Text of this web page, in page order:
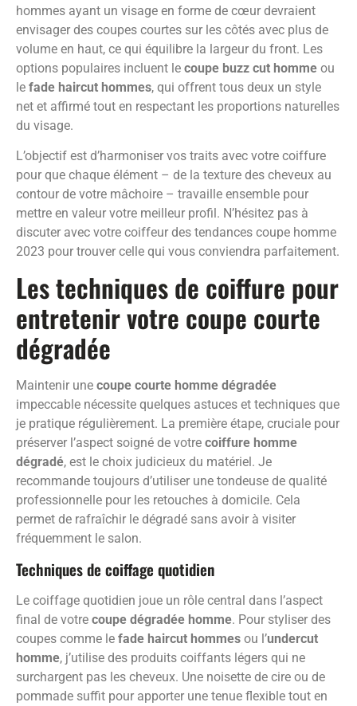
hommes ayant un visage en forme de cœur devraient
envisager des coupes courtes sur les côtés avec plus de
volume en haut, ce qui équilibre la largeur du front. Les
options populaires incluent le coupe buzz cut homme ou
le fade haircut hommes, qui offrent tous deux un style
net et affirmé tout en respectant les proportions naturelles
du visage.
L’objectif est d’harmoniser vos traits avec votre coiffure
pour que chaque élément – de la texture des cheveux au
contour de votre mâchoire – travaille ensemble pour
mettre en valeur votre meilleur profil. N’hésitez pas à
discuter avec votre coiffeur des tendances coupe homme
2023 pour trouver celle qui vous conviendra parfaitement.
Les techniques de coiffure pour
entretenir votre coupe courte
dégradée
Maintenir une coupe courte homme dégradée
impeccable nécessite quelques astuces et techniques que
je pratique régulièrement. La première étape, cruciale pour
préserver l’aspect soigné de votre coiffure homme
dégradé, est le choix judicieux du matériel. Je
recommande toujours d’utiliser une tondeuse de qualité
professionnelle pour les retouches à domicile. Cela
permet de rafraîchir le dégradé sans avoir à visiter
fréquemment le salon.
Techniques de coiffage quotidien
Le coiffage quotidien joue un rôle central dans l’aspect
final de votre coupe dégradée homme. Pour styliser des
coupes comme le fade haircut hommes ou l’undercut
homme, j’utilise des produits coiffants légers qui ne
surchargent pas les cheveux. Une noisette de cire ou de
pommade suffit pour apporter une tenue flexible tout en